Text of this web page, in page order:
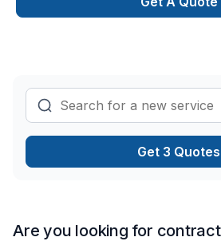
Get 3 Quotes
Are you looking for